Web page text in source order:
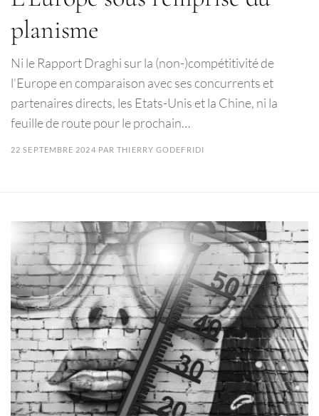
planisme
Ni le Rapport Draghi sur la (non-)compétitivité de
l’Europe en comparaison avec ses concurrents et
partenaires directs, les Etats-Unis et la Chine, ni la
feuille de route pour le prochain…
22 SEPTEMBRE 2024 PARTHIERRY GODEFRIDI